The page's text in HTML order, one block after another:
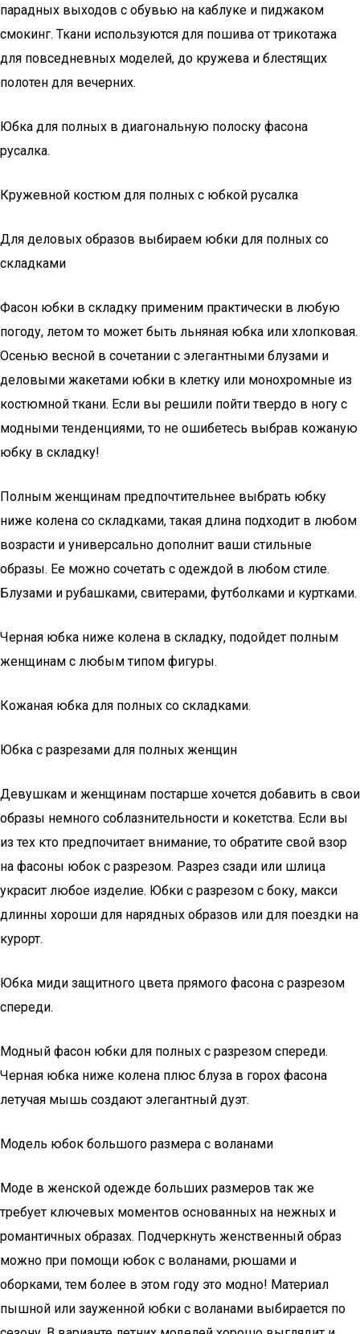
парадных выходов с обувью на каблуке и пиджаком
смокинг. Ткани используются для пошива от трикотажа
для повседневных моделей, до кружева и блестящих
полотен для вечерних.
Юбка для полных в диагональную полоску фасона
русалка.
Кружевной костюм для полных с юбкой русалка
Для деловых образов выбираем юбки для полных со
складками
Фасон юбки в складку применим практически в любую
погоду, летом то может быть льняная юбка или хлопковая.
Осенью весной в сочетании с элегантными блузами и
деловыми жакетами юбки в клетку или монохромные из
костюмной ткани. Если вы решили пойти твердо в ногу с
модными тенденциями, то не ошибетесь выбрав кожаную
юбку в складку!
Полным женщинам предпочтительнее выбрать юбку
ниже колена со складками, такая длина подходит в любом
возрасти и универсально дополнит ваши стильные
образы. Ее можно сочетать с одеждой в любом стиле.
Блузами и рубашками, свитерами, футболками и куртками.
Черная юбка ниже колена в складку, подойдет полным
женщинам с любым типом фигуры.
Кожаная юбка для полных со складками.
Юбка с разрезами для полных женщин
Девушкам и женщинам постарше хочется добавить в свои
образы немного соблазнительности и кокетства. Если вы
из тех кто предпочитает внимание, то обратите свой взор
на фасоны юбок с разрезом. Разрез сзади или шлица
украсит любое изделие. Юбки с разрезом с боку, макси
длинны хороши для нарядных образов или для поездки на
курорт.
Юбка миди защитного цвета прямого фасона с разрезом
спереди.
Модный фасон юбки для полных с разрезом спереди.
Черная юбка ниже колена плюс блуза в горох фасона
летучая мышь создают элегантный дуэт.
Модель юбок большого размера с воланами
Моде в женской одежде больших размеров так же
требует ключевых моментов основанных на нежных и
романтичных образах. Подчеркнуть женственный образ
можно при помощи юбок с воланами, рюшами и
оборками, тем более в этом году это модно! Материал
пышной или зауженной юбки с воланами выбирается по